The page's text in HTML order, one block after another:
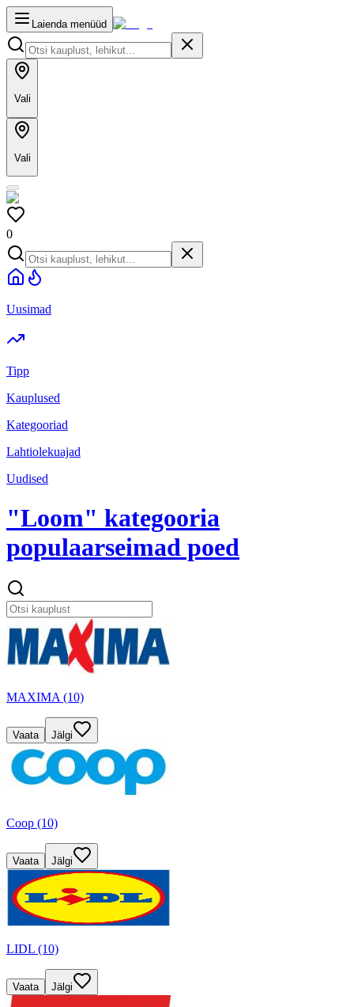
Laienda menüüd
Vali
Vali
0
Uusimad
Tipp
Kauplused
Kategooriad
Lahtiolekuajad
Uudised
"Loom" kategooria
populaarseimad poed
MAXIMA (10)
Vaata Jälgi
Coop (10)
Vaata Jälgi
LIDL (10)
Vaata Jälgi